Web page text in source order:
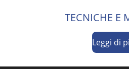
TECNICHE E
Leggi di